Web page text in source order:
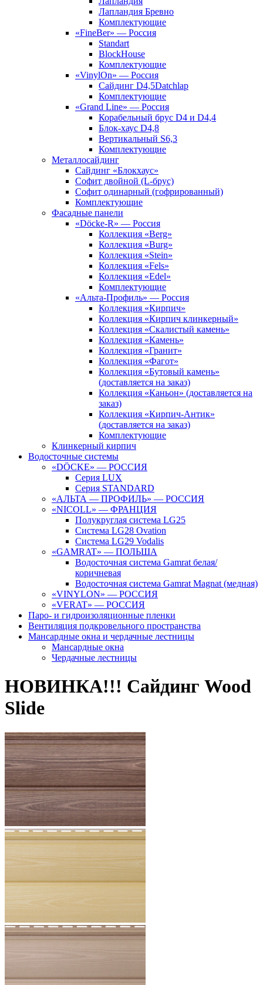
Лапландия Бревно
Комплектующие
«FineBer» — Россия
Standart
BlockHouse
Комплектующие
«VinylOn» — Россия
Сайдинг D4,5Datchlap
Комплектующие
«Grand Line» — Россия
Корабельный брус D4 и D4,4
Блок-хаус D4,8
Вертикальный S6,3
Комплектующие
Металлосайдинг
Сайдинг «Блокхаус»
Софит двойной (L-брус)
Софит одинарный (гофрированный)
Комплектующие
Фасадные панели
«Döcke-R» — Россия
Коллекция «Berg»
Коллекция «Burg»
Коллекция «Stein»
Коллекция «Fels»
Коллекция «Edel»
Комплектующие
«Альта-Профиль» — Россия
Коллекция «Кирпич»
Коллекция «Кирпич клинкерный»
Коллекция «Скалистый камень»
Коллекция «Камень»
Коллекция «Гранит»
Коллекция «Фагот»
Коллекция «Бутовый камень»
(доставляется на заказ)
Коллекция «Каньон» (доставляется на
заказ)
Коллекция «Кирпич-Антик»
(доставляется на заказ)
Комплектующие
Клинкерный кирпич
Водосточные системы
«DÖCKE» — РОССИЯ
Серия LUX
Серия STANDARD
«АЛЬТА — ПРОФИЛЬ» — РОССИЯ
«NICOLL» — ФРАНЦИЯ
Полукруглая система LG25
Система LG28 Ovation
Система LG29 Vodalis
«GAMRAT» — ПОЛЬША
Водосточная система Gamrat белая/
коричневая
Водосточная система Gamrat Magnat (медная)
«VINYLON» — РОССИЯ
«VERAT» — РОССИЯ
Паро- и гидроизоляционные пленки
Вентиляция подкровельного пространства
Мансардные окна и чердачные лестницы
Мансардные окна
Чердачные лестницы
НОВИНКА!!! Сайдинг Wood
Slide